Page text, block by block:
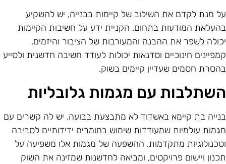
מנת לקדם את השילוב של קיימות בבנייה, יש להשקיע
המודעות בתחום. הקניית ידע על חשיבות הקיימות
לשפר את ההבנה והמעורבות של הציבור והיזמים.
חינוכיים וסדנאות יכולות לעודד חשיבה חדשנית ולסייע
חסמים שעדיין קיימים בשוק.
עם מגמות גלובליות
בת קיימא באשדוד לא מתבצעת בבועה. יש לה קשרים עם
עולמיות שמעודדות שימוש בחומרים ידידותיים לסביבה
מתקדמות. ההשפעה של מגמות אלו משפיעה על
ויישום פרויקטים, ומביאה לחדשנות שמזינה את השוק